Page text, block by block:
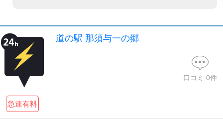
道の駅 那須与一の郷
急速有料
口コミ 0件